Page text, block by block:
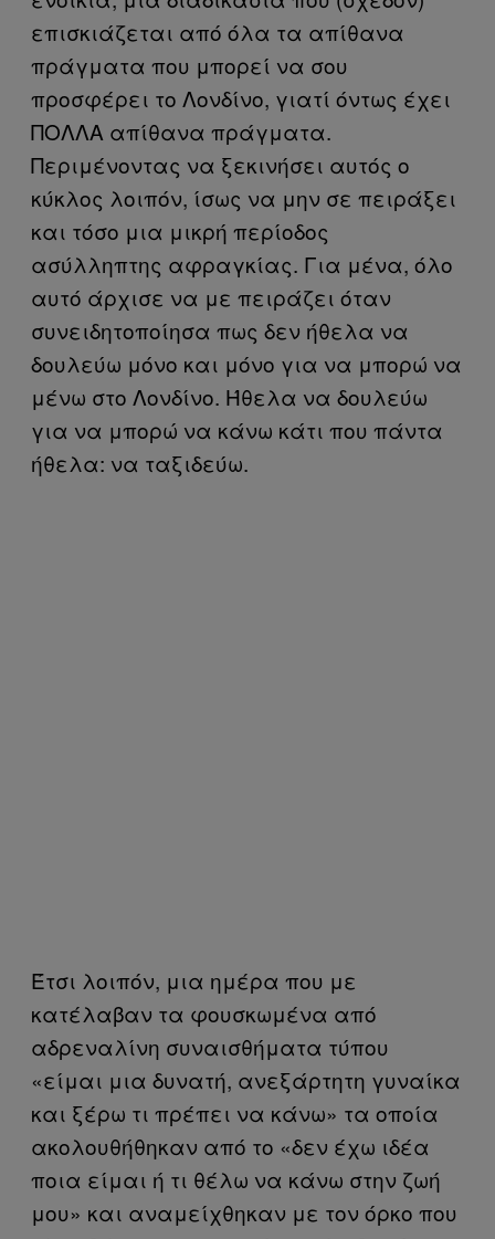
επισκιάζεται από όλα τα απίθανα
πράγματα που μπορεί να σου
προσφέρει το Λονδίνο, γιατί όντως έχει
ΠΟΛΛΑ απίθανα πράγματα.
Περιμένοντας να ξεκινήσει αυτός ο
κύκλος λοιπόν, ίσως να μην σε πειράξει
και τόσο μια μικρή περίοδος
ασύλληπτης αφραγκίας. Για μένα, όλο
αυτό άρχισε να με πειράζει όταν
συνειδητοποίησα πως δεν ήθελα να
δουλεύω μόνο και μόνο για να μπορώ να
μένω στο Λονδίνο. Ήθελα να δουλεύω
για να μπορώ να κάνω κάτι που πάντα
ήθελα: να ταξιδεύω.
Έτσι λοιπόν, μια ημέρα που με
κατέλαβαν τα φουσκωμένα από
αδρεναλίνη συναισθήματα τύπου
«είμαι μια δυνατή, ανεξάρτητη γυναίκα
και ξέρω τι πρέπει να κάνω» τα οποία
ακολουθήθηκαν από το «δεν έχω ιδέα
ποια είμαι ή τι θέλω να κάνω στην ζωή
μου» και αναμείχθηκαν με τον όρκο που